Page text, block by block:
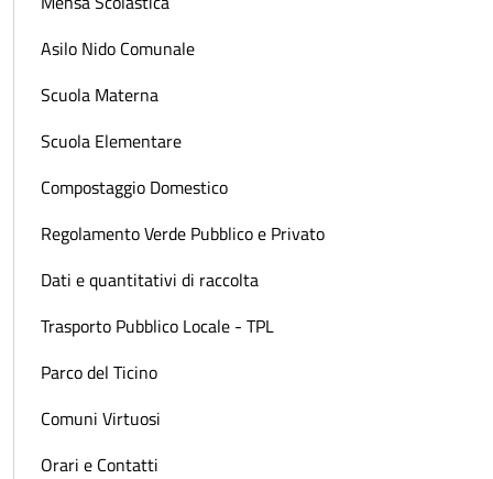
Asilo Nido Comunale
Scuola Materna
Scuola Elementare
Compostaggio Domestico
Regolamento Verde Pubblico e Privato
Dati e quantitativi di raccolta
Trasporto Pubblico Locale - TPL
Parco del Ticino
Comuni Virtuosi
Orari e Contatti